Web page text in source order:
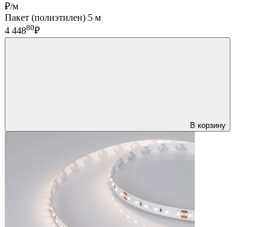
₽/м
Пакет (полиэтилен) 5 м
4 44880₽
В корзину